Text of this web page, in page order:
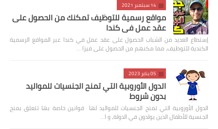
14 سبتمبر 2021
مواقع رسمية للتوظيف تمكنك من الحصول على
عقد عمل في كندا
إستطاع العديد من الشباب الحصول على عقد عمل في كندا عبر المواقع الرسمية
الكندية للتوظيف، مما مكنهم من الحصول على فيزا …
05 يناير 2023
الدول الأوروبية التي تمنح الجنسيات للمواليد
بدون شروط
الدول الأوروبية التي تمنح الجنسيات للمواليد لها قوانين خاصة بها تتعلق بمنح
الجنسية للأطفال الذين يولدون في الدولة، و ا…